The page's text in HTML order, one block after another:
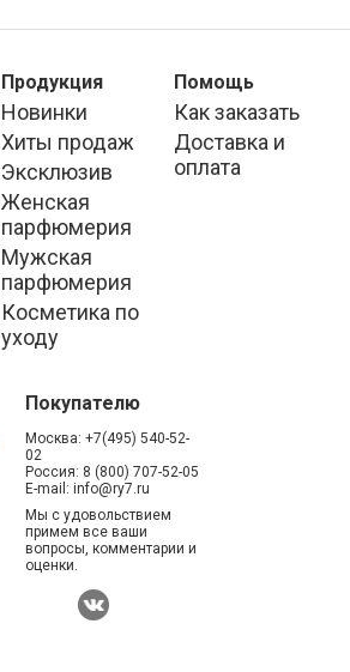
Продукция
Новинки
Хиты продаж
Эксклюзив
Женская
парфюмерия
Мужская
парфюмерия
Косметика по
уходу
Помощь
Как заказать
Доставка и
оплата
Покупателю
Москва: +7(495) 540-52-
02
Россия: 8 (800) 707-52-05
E-mail: info@ry7.ru
Мы с удовольствием
примем все ваши
вопросы, комментарии и
оценки.